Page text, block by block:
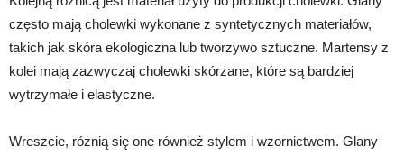
często mają cholewki wykonane z syntetycznych materiałów,
takich jak skóra ekologiczna lub tworzywo sztuczne. Martensy z
kolei mają zazwyczaj cholewki skórzane, które są bardziej
wytrzymałe i elastyczne.
Wreszcie, różnią się one również stylem i wzornictwem. Glany